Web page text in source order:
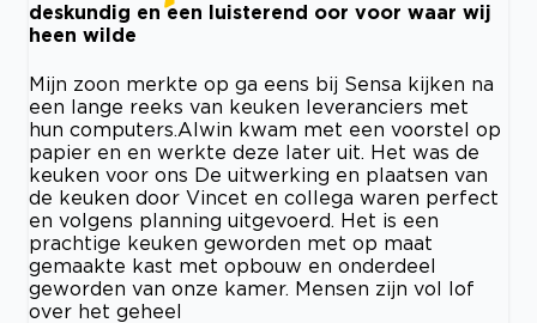
deskundig en een luisterend oor voor waar wij
heen wilde
Mijn zoon merkte op ga eens bij Sensa kijken na
een lange reeks van keuken leveranciers met
hun computers.Alwin kwam met een voorstel op
papier en en werkte deze later uit. Het was de
keuken voor ons De uitwerking en plaatsen van
de keuken door Vincet en collega waren perfect
en volgens planning uitgevoerd. Het is een
prachtige keuken geworden met op maat
gemaakte kast met opbouw en onderdeel
geworden van onze kamer. Mensen zijn vol lof
over het geheel